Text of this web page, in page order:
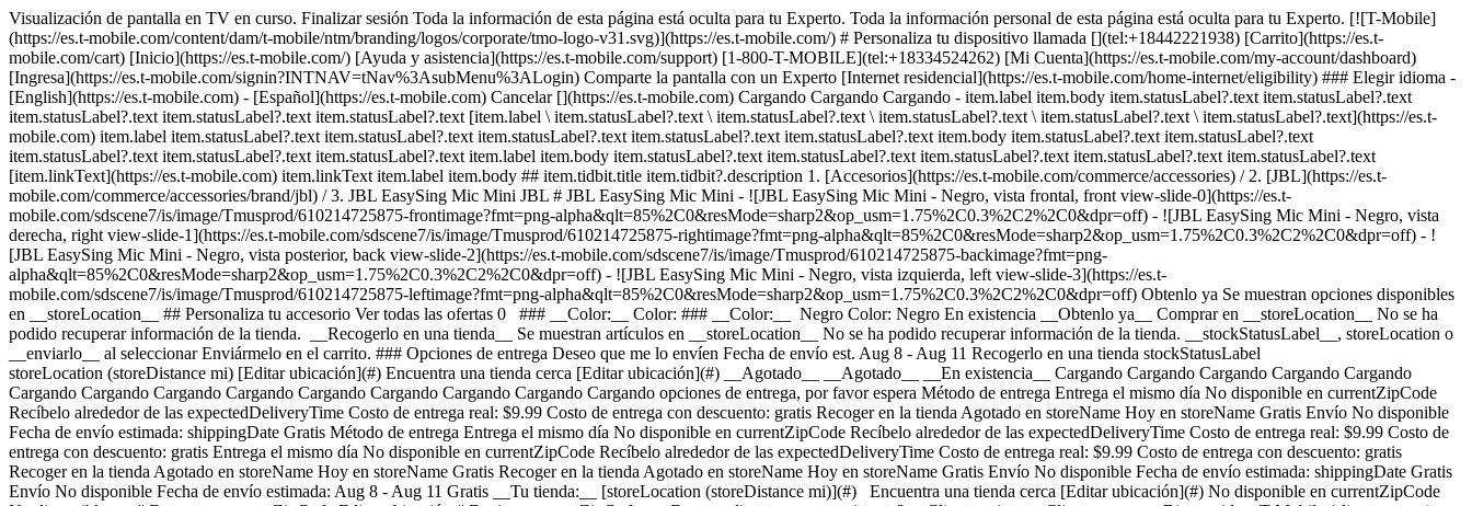
Visualización de pantalla en TV en curso. Finalizar sesión Toda la información de esta página está oculta para tu Experto. Toda la información personal de esta página está oculta para tu Experto. [![T-Mobile]
(https://es.t-mobile.com/content/dam/t-mobile/ntm/branding/logos/corporate/tmo-logo-v31.svg)](https://es.t-mobile.com/) # ​​​​​​​Personaliza tu dispositivo llamada [](tel:+18442221938) [Carrito](https://es.t-
mobile.com/cart) [Inicio](https://es.t-mobile.com/) [Ayuda y asistencia](https://es.t-mobile.com/support) [1-800-T-MOBILE](tel:+18334524262) [Mi Cuenta](https://es.t-mobile.com/my-account/dashboard)
[Ingresa](https://es.t-mobile.com/signin?INTNAV=tNav%3AsubMenu%3ALogin) Comparte la pantalla con un Experto [Internet residencial](https://es.t-mobile.com/home-internet/eligibility) ### Elegir idioma -
[English](https://es.t-mobile.com) - [Español](https://es.t-mobile.com) Cancelar [](https://es.t-mobile.com) Cargando Cargando Cargando - item.label item.body item.statusLabel?.text item.statusLabel?.text
item.statusLabel?.text item.statusLabel?.text item.statusLabel?.text [item.label \ item.statusLabel?.text \ item.statusLabel?.text \ item.statusLabel?.text \ item.statusLabel?.text \ item.statusLabel?.text](https://es.t-
mobile.com) item.label item.statusLabel?.text item.statusLabel?.text item.statusLabel?.text item.statusLabel?.text item.statusLabel?.text item.body item.statusLabel?.text item.statusLabel?.text
item.statusLabel?.text item.statusLabel?.text item.statusLabel?.text item.label item.body item.statusLabel?.text item.statusLabel?.text item.statusLabel?.text item.statusLabel?.text item.statusLabel?.text
[item.linkText](https://es.t-mobile.com) item.linkText item.label item.body ## item.tidbit.title item.tidbit?.description 1. [Accesorios](https://es.t-mobile.com/commerce/accessories) / 2. [JBL](https://es.t-
mobile.com/commerce/accessories/brand/jbl) / 3. JBL EasySing Mic Mini JBL # JBL EasySing Mic Mini - ![JBL EasySing Mic Mini - Negro, vista frontal, front view-slide-0](https://es.t-
mobile.com/sdscene7/is/image/Tmusprod/610214725875-frontimage?fmt=png-alpha&qlt=85%2C0&resMode=sharp2&op_usm=1.75%2C0.3%2C2%2C0&dpr=off) - ![JBL EasySing Mic Mini - Negro, vista
derecha, right view-slide-1](https://es.t-mobile.com/sdscene7/is/image/Tmusprod/610214725875-rightimage?fmt=png-alpha&qlt=85%2C0&resMode=sharp2&op_usm=1.75%2C0.3%2C2%2C0&dpr=off) - !
[JBL EasySing Mic Mini - Negro, vista posterior, back view-slide-2](https://es.t-mobile.com/sdscene7/is/image/Tmusprod/610214725875-backimage?fmt=png-
alpha&qlt=85%2C0&resMode=sharp2&op_usm=1.75%2C0.3%2C2%2C0&dpr=off) - ![JBL EasySing Mic Mini - Negro, vista izquierda, left view-slide-3](https://es.t-
mobile.com/sdscene7/is/image/Tmusprod/610214725875-leftimage?fmt=png-alpha&qlt=85%2C0&resMode=sharp2&op_usm=1.75%2C0.3%2C2%2C0&dpr=off) Obtenlo ya Se muestran opciones disponibles en __storeLocation__ ## Personaliza tu accesorio Ver todas las ofertas 0 ### __Color:__ Color: ### __Color:__ Negro Color: Negro En existencia __Obtenlo ya__ Comprar en __storeLocation__ No se ha podido recuperar información de la tienda. __Recogerlo en una tienda__ Se muestran artículos en __storeLocation__ No se ha podido recuperar información de la tienda. __stockStatusLabel__, storeLocation o __enviarlo__ al seleccionar Enviármelo en el carrito. ### Opciones de entrega Deseo que me lo envíen Fecha de envío est. Aug 8 - Aug 11 Recogerlo en una tienda stockStatusLabel storeLocation (storeDistance mi) [Editar ubicación](#) Encuentra una tienda cerca [Editar ubicación](#) __Agotado__ __Agotado__ __En existencia__ Cargando Cargando Cargando Cargando Cargando Cargando Cargando Cargando Cargando Cargando Cargando Cargando Cargando Cargando opciones de entrega, por favor espera Método de entrega Entrega el mismo día No disponible en currentZipCode Recíbelo alrededor de las expectedDeliveryTime Costo de entrega real: $9.99 Costo de entrega con descuento: gratis Recoger en la tienda Agotado en storeName Hoy en storeName Gratis Envío No disponible Fecha de envío estimada: shippingDate Gratis Método de entrega Entrega el mismo día No disponible en currentZipCode Recíbelo alrededor de las expectedDeliveryTime Costo de entrega real: $9.99 Costo de entrega con descuento: gratis Entrega el mismo día No disponible en currentZipCode Recíbelo alrededor de las expectedDeliveryTime Costo de entrega real: $9.99 Costo de entrega con descuento: gratis Recoger en la tienda Agotado en storeName Hoy en storeName Gratis Recoger en la tienda Agotado en storeName Hoy en storeName Gratis Envío No disponible Fecha de envío estimada: shippingDate Gratis Envío No disponible Fecha de envío estimada: Aug 8 - Aug 11 Gratis __Tu tienda:__ [storeLocation (storeDistance mi)](#) Encuentra una tienda cerca [Editar ubicación](#) No disponible en currentZipCode No disponible en # Entregar a currentZipCode Editar ubicación # Enviar a currentZipCode __¿Eres un cliente nuevo o existente?__ Cliente existente Cliente nuevo __Bienvenido a T-Mobile (cliente nuevo)__ Editar __Elegir una opción de pago__ __Pagar mensualmente__ A pagar hoy $0.00 + impuestos $15.00/mes por 12 meses __Pagar el monto total__ $179.99 \+ impuesto Si eliges pagar mensualmente y cancelas el servicio móvil, deberás pagar el saldo restante del accesorio. Para clientes elegibles. Tasa de interés anual de 0%. Se requiere servicio elegible. [](https://es.t-mobile.com) __Con plan de pago: actualMonthlyValue/mes por paymentTerms meses, sin intereses.__ A pagar hoy dueToday + impuestos y otros cargos __Precio sin descuento: payInFullStrikeThroughValue payInFull__ + impuesto Si eliges pagar mensualmente y cancelas el servicio móvil, deberás pagar el saldo restante del dispositivo. Solo para clientes elegibles. 0% de interés anual (APR). Se requiere compra mínima de $49 en accesorios y servicio elegible. [](https://es.t-mobile.com) 1 Quantity 1 Agregar ( mi) __¿Deseas recibirlo antes?__ Encontrar tiendas cercanas Detalles ### Otras características * * * Dondequiera que te llegue la inspiración, el JBL EasySing Mic Mini está listo. Este micrófono ligero y de bolsillo ofrece un sonido nítido y de gran calidad, con las herramientas vocales EasySing integradas, para que lo puedas llevar a cualquier parte. Conecta el adaptador inalámbrico de IA y convierte tus bocinas portátiles JBL compatibles o los modelos PartyBox* en tu propio equipo de karaoke para fiestas en casa y reuniones entre amigos. Con solo un toque, la función AI Vocal Removal transforma tus canciones favoritas en pistas de acompañamiento, mientras que el realce de agudos y la reverberación natural ayudan a que tu voz suene con fuerza y expresividad. El EasySing Mic Mini se conecta fácilmente a bocinas JBL y modelos PartyBox compatibles, así como a otras bocinas, teléfonos y laptops a través de Aux, USB-C o Bluetooth. Ya sea una jam session, una retransmisión en vivo o una sesión rápida de podcast, lo tendrás todo listo en unos segundos. Fíjalo con el imán que viene incluido para cantar, toma el asa en forma de anillo para tener un agarre firme mientras actúas o grabas, y muévete con total libertad mientras creas. Con hasta 6 horas de autonomía, encendido y apagado automáticos y un control sencillo a través de la app JBL One, el EasySing Mic Mini hace que tu voz sea la protagonista. El JBL EasySing Mic Mini está fabricado con plástico reciclado postconsumo. Además, viene en un envoltorio de papel con certificación FSC impreso con tinta de soja.* Compatible con JBL Boombox 4, JBL Xtreme 5, JBL Charge 6, JBL Flip 7, JBL Grip, JBL Go 5, las bocinas portátiles JBL más recientes y todos los modelos JBL PartyBox, ya sea a través de USB-C o de la entrada auxiliar (cable auxiliar no incluido). ### ¿Qué hay en la caja? * * * - 1 micrófono - 1 adaptador de IA - 1 estuche de carga - 1 asa magnética para micrófono - 1 clip magnético - 1 estuche portátil - 1 guía rápida para comenzar - 1 hoja de seguridad ### Detalles adicionales de especificaciones * * * __Peso__ 0.08 lb * * * __Duración__ 0.96 pulgadas * * * __Altura__ 2.41 pulgadas * * * __Ancho__ 1.32 pulgadas * * * [](https://es.t-mobile.com) ver detalles ## promoción aplicada ver detalles ## | ![Logotipo de T-Mobile](https://es.t-mobile.com/sdscene7/is/image/Tmusprod/fg-tmobile-logo?ts=1710994518480&dpr=off "Logotipo de T-Mobile") __Ingresa a tu cuenta.__ Ingresa Continuar como invitado. [__¿Necesitas ayuda para ingresar?__](https://es.account.t-mobile.com/signin/v2/ "Enlace Necesito ayuda para ingresar") [__Crea un T-Mobile ID__](https://es.account.t-mobile.com/signin/v2/ "Crear una ID de T-Mobile") promoLongDescription Hola userName! Te damos la bienvenida a T-Mobile ¡Hola! Te damos la bienvenida a T-Mobile Tienda T-Mobile Experience storeLocation Dirección bowisStoreStreetAddress bowisStoreCity, bowisStoreState bowisStoreZipCode Salta la fila y aprovecha nuestras mejores ofertas y la selección más grande durante tu visita a la tienda. Compra en esta tienda ¿No estás en esta tienda? ## Selecciona una tienda ( mi) , , , Horario de hoy: - [](https://es.t-mobile.com) Configura esta tienda [](https://es.t-mobile.com) [Indicaciones](https://es.t-mobile.com) [Llamar a la tienda](tel:+1-undefined) - ### Horario de atención de la tienda Lunes a sábado - Domingo ## Selecciona una tienda ### Lo sentimos, hubo un problema técnico Los servicios que utilizamos para buscar tiendas según la ubicación no están funcionando en este momento. Busca por ciudad y estado o código postal para comprobar la disponibilidad en tiendas cercanas. No encontramos tiendas de T-Mobile cercanas. Prueba con otra ciudad, estado o código postal para buscar otras tiendas. Vuelve a intentarlo para encontrar la tienda más cercana. ( mi) , , , Horario de hoy: - En existencia Apresúrate, solo quedan unos cuantos [](https://es.t-mobile.com) Recoger aquí # Encuentra una tienda Selecciona un código postal y ciudad válidos __( mi)__ , , , Horario de hoy - [](https://es.t-mobile.com) * * * Selecciona una tienda ## Obtenlo más rápido con la opción de recogerlo en la tienda ¡Recibe tu pedido hoy mismo! Al revisar tu pedido, selecciona Retiro en tienda como método de entrega y empezaremos a preparar tu pedido en la tienda T-Mobile elegible que prefieras. Los accesorios actualmente no están disponibles para retiro en tienda. Recibirás un email cuando tu pedido esté listo para ser recogido y dispondrás de dos días laborales para retirarlo. # Lo sentimos, no eres elegible para esta promoción. De todos modos, puedes realizar la compra y aprovechar la red, los beneficios y las ventajas de T-Mobile. # Agotado Algunos artículos están agotados en storeName Puedes elegir que te envíen el pedido o consultar otros artículos disponibles en la tienda que seleccionaste para recogerlo. Cerrar ## Se eliminarán todos los artículos del carrito Al agregar este producto, se eliminarán los artículos ya agregados a tu carrito. Confirmar Cancelar # Los clientes también compraron Cargando Cargando Cargando Cargando Cargando Cargando Cargando [Aún no hay reseñas \ Precio normal: Precio original$ Precio de oferta$ Precio total: $](https://es.t-mobile.com) [![jbl JBL PartyBox Encore Essential 2](https://cdn.tmobile.com/content/dam/t-mobile/en-p/accessories/610214687524/610214687524-thumbnail.png) \ jbl __JBL PartyBox Encore Essential 2__ \ Aún no hay reseñas \ Aún no hay reseñas \ Aún no hay reseñas \ ![black](https://cdn.tmobile.com/images/png/products/accessories/610214687524/610214687524-swatch.gif) \ Precio normal: Precio original$ Precio de oferta$ Precio total: $ \ Desde $27.50/mes por 12 meses Desde $27.50/mes por 12 meses $0.00 de pago inicial + impuestos a pagar hoy Precio normal: Precio original$ Precio de oferta$ Precio total: $ Precio total: $329.99](https://es.t-mobile.com/accessory/jbl-partybox-encore-essential-2?sku=610214687524) [![jbl JBL PartyBox Club 120](https://cdn.tmobile.com/content/dam/t-mobile/en-p/accessories/610214682956/610214682956-thumbnail.png) \ jbl __JBL PartyBox Club 120__ \ Aún no hay reseñas \ Aún no hay reseñas \ Aún no hay reseñas \ ![white](https://cdn.tmobile.com/images/png/products/accessories/610214682970/610214682970-swatch.gif)![black](https://cdn.tmobile.com/images/png/products/accessories/610214682956/610214682956-swatch.gif) \ Precio normal: Precio original$ Precio de oferta$ Precio total: $ \ Desde $37.50/mes por 12 meses Desde $37.50/mes por 12 meses $0.00 de pago inicial + impuestos a pagar hoy Precio normal: Precio original$ Precio de oferta$ Precio total: $ Precio total: $449.99](https://